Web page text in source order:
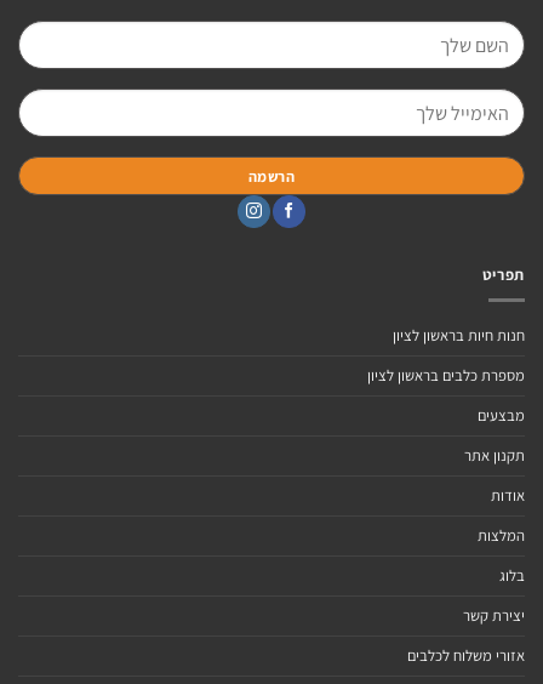
תפריט
חנות חיות בראשון לציון
מספרת כלבים בראשון לציון
מבצעים
תקנון אתר
אודות
המלצות
בלוג
יצירת קשר
אזורי משלוח לכלבים